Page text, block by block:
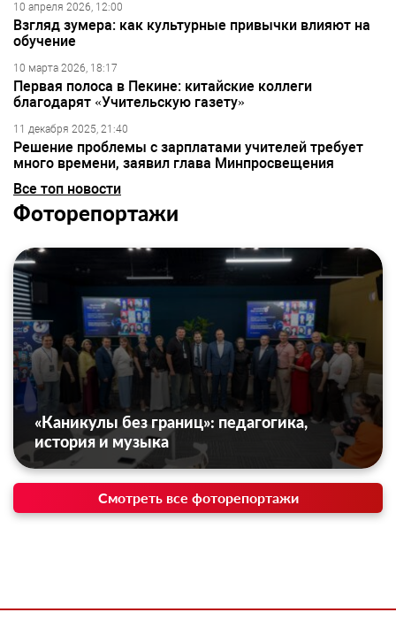
10 апреля 2026, 12:00
Взгляд зумера: как культурные привычки влияют на
обучение
10 марта 2026, 18:17
Первая полоса в Пекине: китайские коллеги
благодарят «Учительскую газету»
11 декабря 2025, 21:40
Решение проблемы с зарплатами учителей требует
много времени, заявил глава Минпросвещения
Все топ новости
Фоторепортажи
«Каникулы без границ»: педагогика,
история и музыка
Смотреть все фоторепортажи